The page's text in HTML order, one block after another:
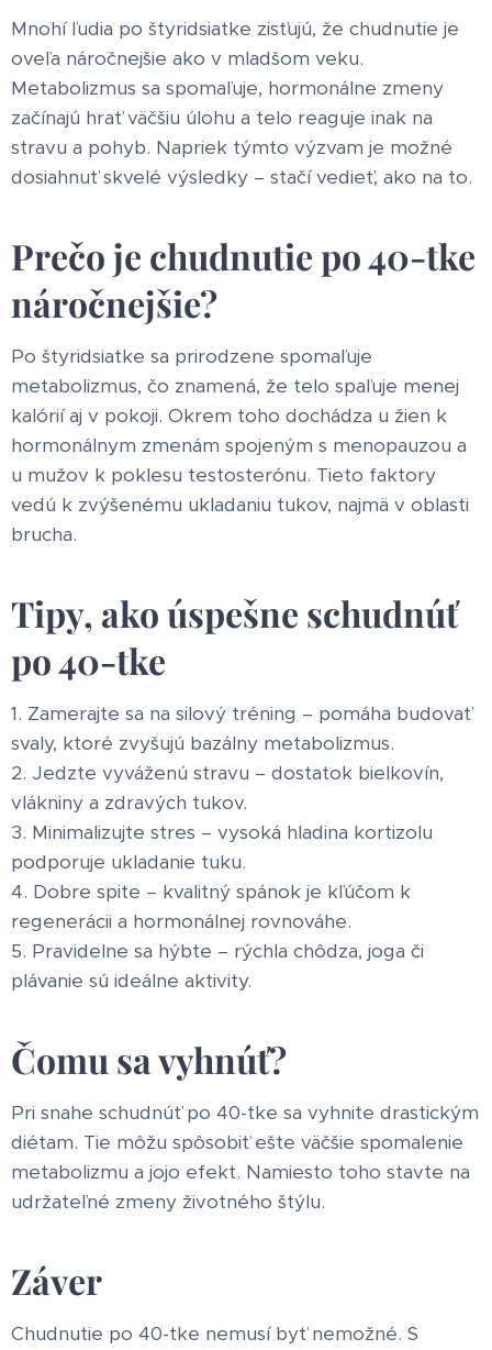
Mnohí ľudia po štyridsiatke zisťujú, že chudnutie je
oveľa náročnejšie ako v mladšom veku.
Metabolizmus sa spomaľuje, hormonálne zmeny
začínajú hrať väčšiu úlohu a telo reaguje inak na
stravu a pohyb. Napriek týmto výzvam je možné
dosiahnuť skvelé výsledky – stačí vedieť, ako na to.
Prečo je chudnutie po 40-tke
náročnejšie?
Po štyridsiatke sa prirodzene spomaľuje
metabolizmus, čo znamená, že telo spaľuje menej
kalórií aj v pokoji. Okrem toho dochádza u žien k
hormonálnym zmenám spojeným s menopauzou a
u mužov k poklesu testosterónu. Tieto faktory
vedú k zvýšenému ukladaniu tukov, najmä v oblasti
brucha.
Tipy, ako úspešne schudnúť
po 40-tke
1. Zamerajte sa na silový tréning – pomáha budovať
svaly, ktoré zvyšujú bazálny metabolizmus.
2. Jedzte vyváženú stravu – dostatok bielkovín,
vlákniny a zdravých tukov.
3. Minimalizujte stres – vysoká hladina kortizolu
podporuje ukladanie tuku.
4. Dobre spite – kvalitný spánok je kľúčom k
regenerácii a hormonálnej rovnováhe.
5. Pravidelne sa hýbte – rýchla chôdza, joga či
plávanie sú ideálne aktivity.
Čomu sa vyhnúť?
Pri snahe schudnúť po 40-tke sa vyhnite drastickým
diétam. Tie môžu spôsobiť ešte väčšie spomalenie
metabolizmu a jojo efekt. Namiesto toho stavte na
udržateľné zmeny životného štýlu.
Záver
Chudnutie po 40-tke nemusí byť nemožné. S